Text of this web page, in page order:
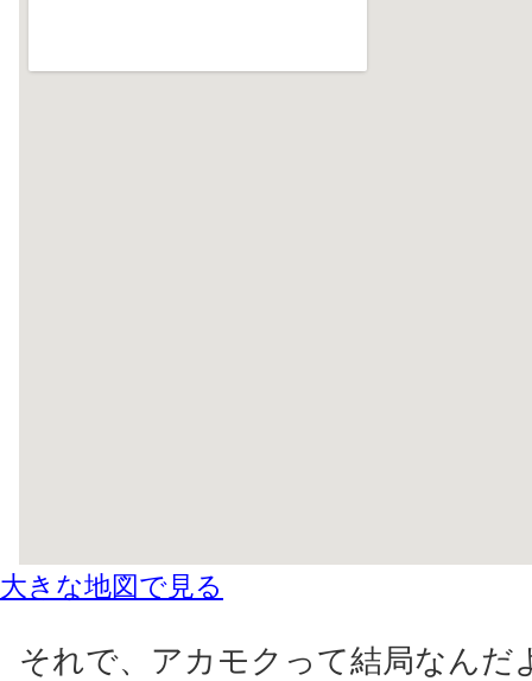
大きな地図で見る
それで、アカモクって結局なんだ